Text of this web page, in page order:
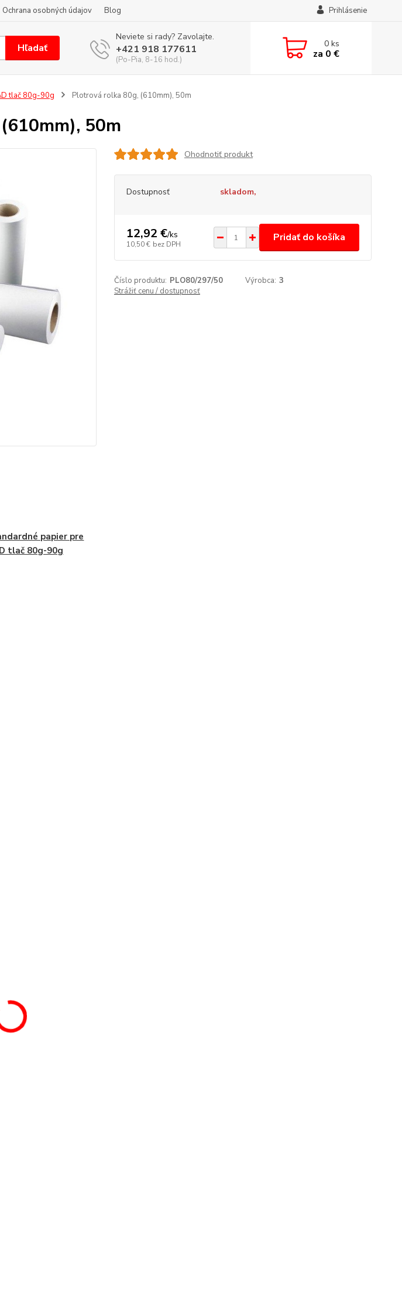
Ochrana osobných údajov Blog Prihlásenie
Hľadať
Neviete si rady? Zavolajte.
+421 918 177611
(Po-Pia, 8-16 hod.)
0ks
za 0 €
tlač 80g-90g Plotrová rolka 80g, (610mm), 50m
50m
Ohodnotiť produkt
Dostupnosť skladom,
12,92 €/ks
10,50 € bez DPH
Pridať do košíka
Číslo produktu: PLO80/297/50 Výrobca: 3
Strážiť cenu / dostupnosť
papier pre
tlač 80g-90g